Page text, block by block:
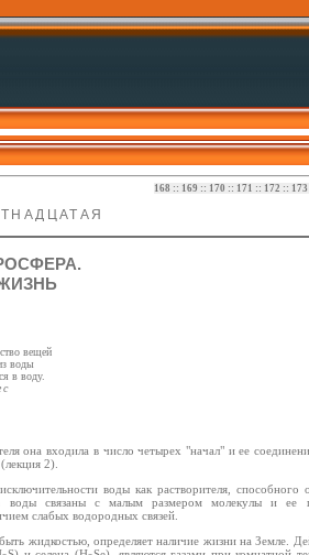
168 :: 169 :: 170 :: 171 :: 172 :: 173
вещей
воды
в воду.
она входила в число четырех "начал" и ее
2).
воды как растворителя, способного
воды связаны с малым размером молекулы и ее
слабых водородных связей.
жидкостью, определяет наличие жизни на Земле.